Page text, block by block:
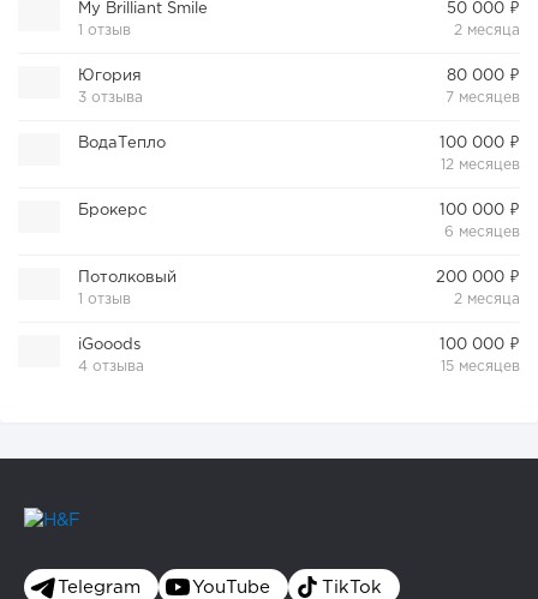
My Brilliant Smile
1 отзыв
50 000 ₽
2 месяца
Югория
3 отзыва
80 000 ₽
7 месяцев
ВодаТепло
100 000 ₽
12 месяцев
Брокерс
100 000 ₽
6 месяцев
Потолковый
1 отзыв
200 000 ₽
2 месяца
iGooods
4 отзыва
100 000 ₽
15 месяцев
Telegram YouTube TikTok